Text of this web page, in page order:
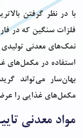
با در نظر گرفتن
فلزات سنگین که در
نمک‌های معدنی تولیدی
استفاده در مکمل‌های
بهان‌سار می‌تواند
مکمل‌های غذایی را
مواد معدنی